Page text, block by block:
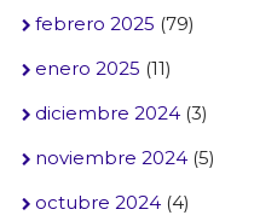
febrero 2025 (79)
enero 2025 (11)
diciembre 2024(3)
noviembre 2024(5)
octubre 2024(4)